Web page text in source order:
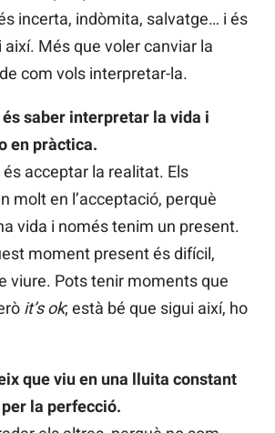
incerta, indòmita, salvatge… i és
així. Més que voler canviar la
com vols interpretar-la.
és saber interpretar la vida i
en pràctica.
acceptar la realitat. Els
molt en l’acceptació, perquè
vida i només tenim un present.
moment present és difícil,
viure. Pots tenir moments que
it’s ok; està bé que sigui així, ho
que viu en una lluita constant
la perfecció.